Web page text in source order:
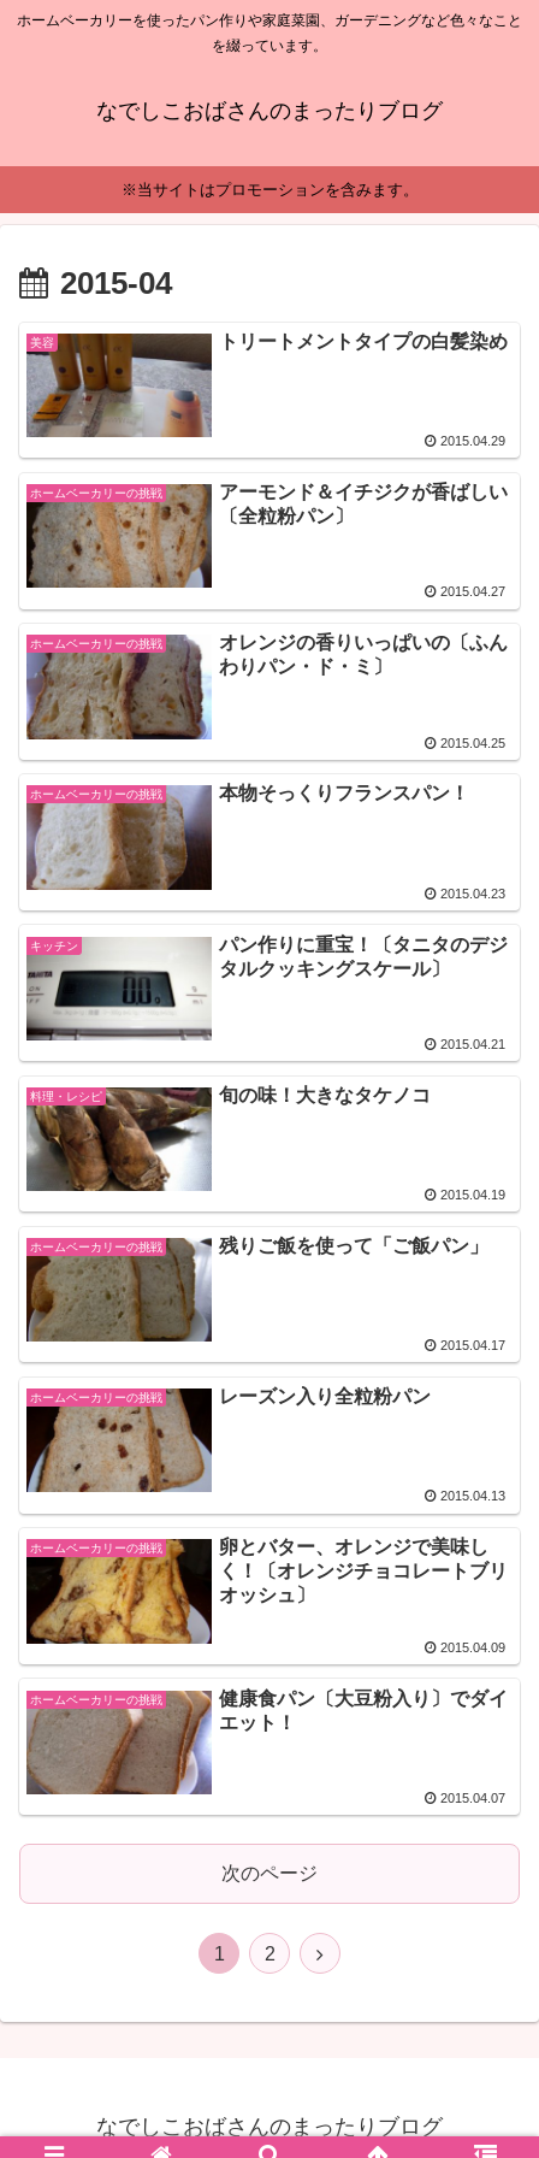
ホームベーカリーを使ったパン作りや家庭菜園、ガーデニングなど色々なこと
を綴っています。
なでしこおばさんのまったりブログ
※当サイトはプロモーションを含みます。
2015-04
美容 トリートメントタイプの白髪染め
2015.04.29
ホームベーカリーの挑戦
アーモンド＆イチジクが香ばしい
〔全粒粉パン〕
2015.04.27
ホームベーカリーの挑戦
オレンジの香りいっぱいの〔ふん
わりパン・ド・ミ〕
2015.04.25
ホームベーカリーの挑戦 本物そっくりフランスパン！
2015.04.23
キッチン
パン作りに重宝！〔タニタのデジ
タルクッキングスケール〕
2015.04.21
料理・レシピ 旬の味！大きなタケノコ
2015.04.19
ホームベーカリーの挑戦 残りご飯を使って「ご飯パン」
2015.04.17
ホームベーカリーの挑戦 レーズン入り全粒粉パン
2015.04.13
ホームベーカリーの挑戦
卵とバター、オレンジで美味し
く！〔オレンジチョコレートブリ
オッシュ〕
2015.04.09
ホームベーカリーの挑戦
健康食パン〔大豆粉入り〕でダイ
エット！
2015.04.07
次のページ
1 2
なでしこおばさんのまったりブログ